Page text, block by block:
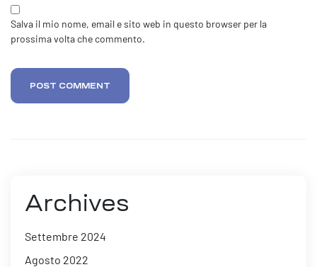
Salva il mio nome, email e sito web in questo browser per la
prossima volta che commento.
POST COMMENT
Archives
Settembre 2024
Agosto 2022